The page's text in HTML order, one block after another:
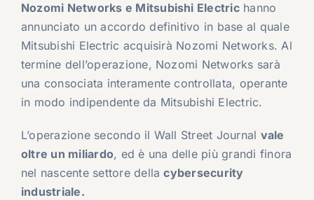
Nozomi Networks e Mitsubishi Electrichanno
annunciato un accordo definitivo in base al quale
Mitsubishi Electric acquisirà Nozomi Networks. Al
termine dell’operazione, Nozomi Networks sarà
una consociata interamente controllata, operante
in modo indipendente da Mitsubishi Electric.
L’operazione secondo il Wall Street Journal vale
oltre un miliardo, ed è una delle più grandi finora
nel nascente settore dellacybersecurity
industriale.